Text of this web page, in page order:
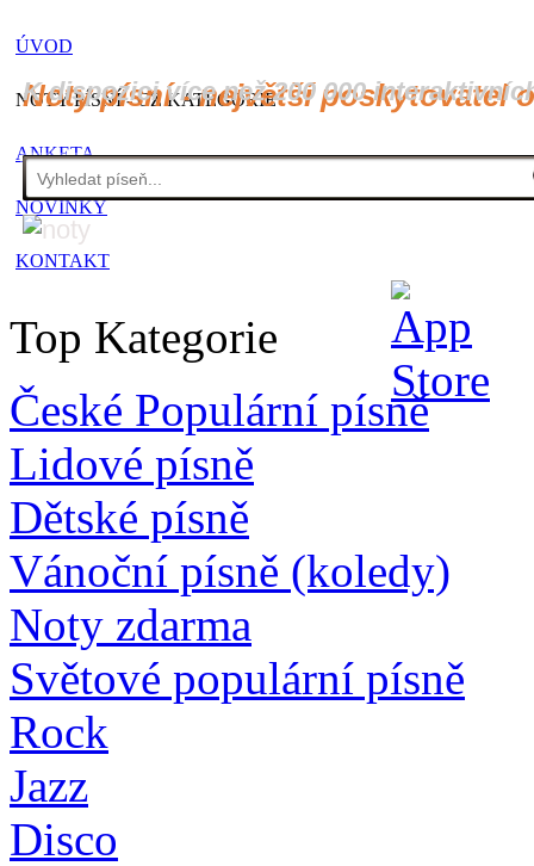
ÚVOD
NOTY PÍSNÍ - CZ KATEGORIE
ANKETA
NOVINKY
KONTAKT
Noty písní - největší poskytovatel
K dispozici více než 200 000
Top Kategorie
České Populární písně
Lidové písně
Dětské písně
Vánoční písně (koledy)
Noty zdarma
Světové populární písně
Rock
Jazz
Disco